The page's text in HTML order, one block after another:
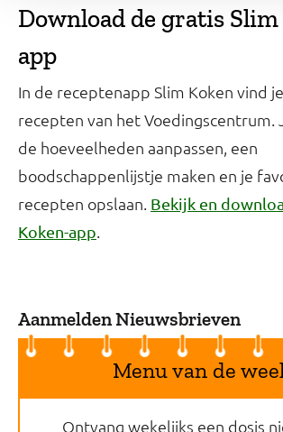
Download de gratis
app
In de receptenapp Slim Koken vind
recepten van het Voedingscentrum.
de hoeveelheden aanpassen, een
boodschappenlijstje maken en je
recepten opslaan. Bekijk en
Koken-app
Aanmelden Nieuwsbrieven
Menu van de
Ontvang wekelijks een dosis